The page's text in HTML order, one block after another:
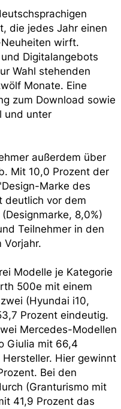
die jedes Jahr einen
wirft.
Digitalangebots
Wahl stehenden
Monate. Eine
zum Download sowie
und unter
außerdem über
Mit 10,0 Prozent der
Marke des
deutlich vor dem
8,0%)
Teilnehmer in den
Modelle je Kategorie
500e mit einem
(Hyundai i10,
Prozent eindeutig.
Mercedes-Modellen
Giulia mit 66,4
Hier gewinnt
Bei den
(Granturismo mit
41,9 Prozent das